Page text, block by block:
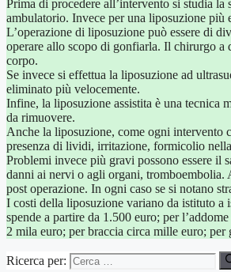
Prima di procedere all’intervento si studia
ambulatorio. Invece per una liposuzione più
L’operazione di liposuzione può essere di
operare allo scopo di gonfiarla. Il chirurgo a
corpo.
Se invece si effettua la liposuzione ad
eliminato più velocemente.
Infine, la liposuzione assistita è una tecnica
da rimuovere.
Anche la liposuzione, come ogni intervento
presenza di lividi, irritazione, formicolio
Problemi invece più gravi possono essere il
danni ai nervi o agli organi, tromboembolia.
post operazione. In ogni caso se si notano
I costi della liposuzione variano da istituto a
spende a partire da 1.500 euro; per
2 mila euro; per braccia circa mille euro; per
Ricerca per: